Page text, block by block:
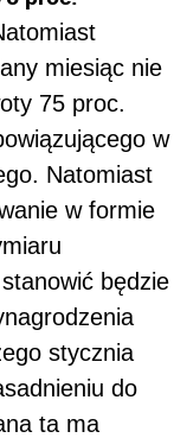
miesiąc nie
75 proc.
w
Natomiast
w formie
będzie
stycznia
do
ta ma